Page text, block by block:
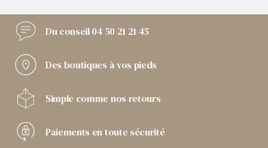
Du conseil04 50 21 21 45
Des boutiques à vos pieds
Simple comme nos retours
Paiements en toute sécurité